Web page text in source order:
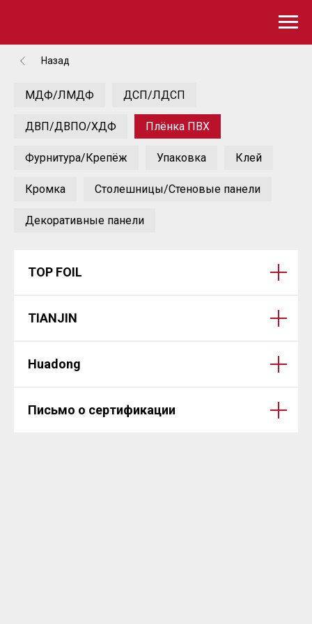
Назад
МДФ/ЛМДФ ДСП/ЛДСП
ДВП/ДВПО/ХДФ Плёнка ПВХ
Фурнитура/Крепёж Упаковка Клей
Кромка Столешницы/Стеновые панели
Декоративные панели
TOP FOIL
TIANJIN
Huadong
Письмо о сертификации